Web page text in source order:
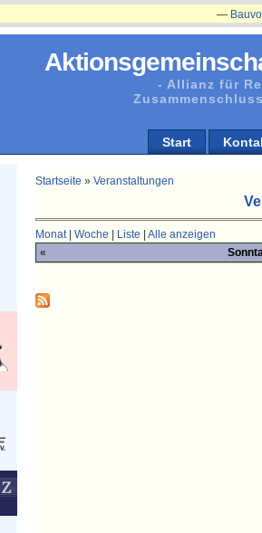
- Allianz für
Start
Startseite » Veranstaltungen
Monat| Woche Liste
Alle anzeigen
«